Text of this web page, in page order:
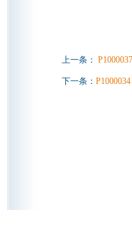
上一条： P1000037
下一条： P1000034